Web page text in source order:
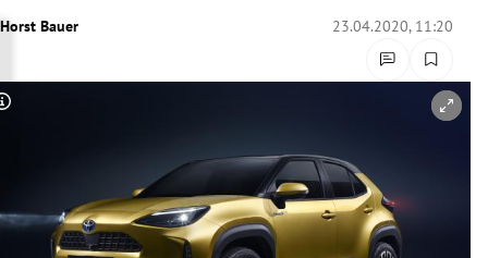
Untermenü
Untermenü
Horst Bauer 23.04.2020, 11:20
Copyright-Hinweis öffnen/schließen